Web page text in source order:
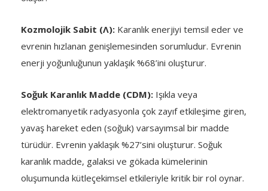
Kozmolojik Sabit (Λ): Karanlık enerjiyi temsil eder ve
evrenin hızlanan genişlemesinden sorumludur. Evrenin
enerji yoğunluğunun yaklaşık %68’ini oluşturur.
Soğuk Karanlık Madde (CDM): Işıkla veya
elektromanyetik radyasyonla çok zayıf etkileşime giren,
yavaş hareket eden (soğuk) varsayımsal bir madde
türüdür. Evrenin yaklaşık %27’sini oluşturur. Soğuk
karanlık madde, galaksi ve gökada kümelerinin
oluşumunda kütleçekimsel etkileriyle kritik bir rol oynar.